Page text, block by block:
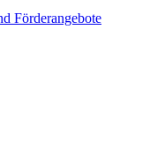
För­der­an­ge­bo­te